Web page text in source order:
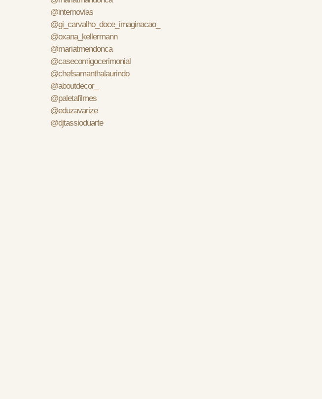
@internovias
@gi_carvalho_doce_imaginacao_
@oxana_kellermann
@mariatmendonca
@casecomigocerimonial
@chefsamanthalaurindo
@aboutdecor_
@paletafilmes
@eduzavarize
@djtassioduarte